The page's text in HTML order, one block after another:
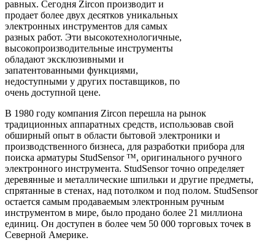
равных. Сегодня Zircon производит и
продает более двух десятков уникальных
электронных инструментов для самых
разных работ. Эти высокотехнологичные,
высокопроизводительные инструменты
обладают эксклюзивными и
запатентованными функциями,
недоступными у других поставщиков, по
очень доступной цене.
В 1980 году компания Zircon перешла на рынок
традиционных аппаратных средств, использовав свой
обширный опыт в области бытовой электроники и
производственного бизнеса, для разработки прибора для
поиска арматуры StudSensor ™, оригинального ручного
электронного инструмента. StudSensor точно определяет
деревянные и металлические шпильки и другие предметы,
спрятанные в стенах, над потолком и под полом. StudSensor
остается самым продаваемым электронным ручным
инструментом в мире, было продано более 21 миллиона
единиц. Он доступен в более чем 50 000 торговых точек в
Северной Америке.